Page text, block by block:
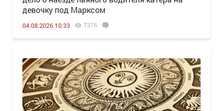
девочку под Марксом
04.08.2026 10:33 7376